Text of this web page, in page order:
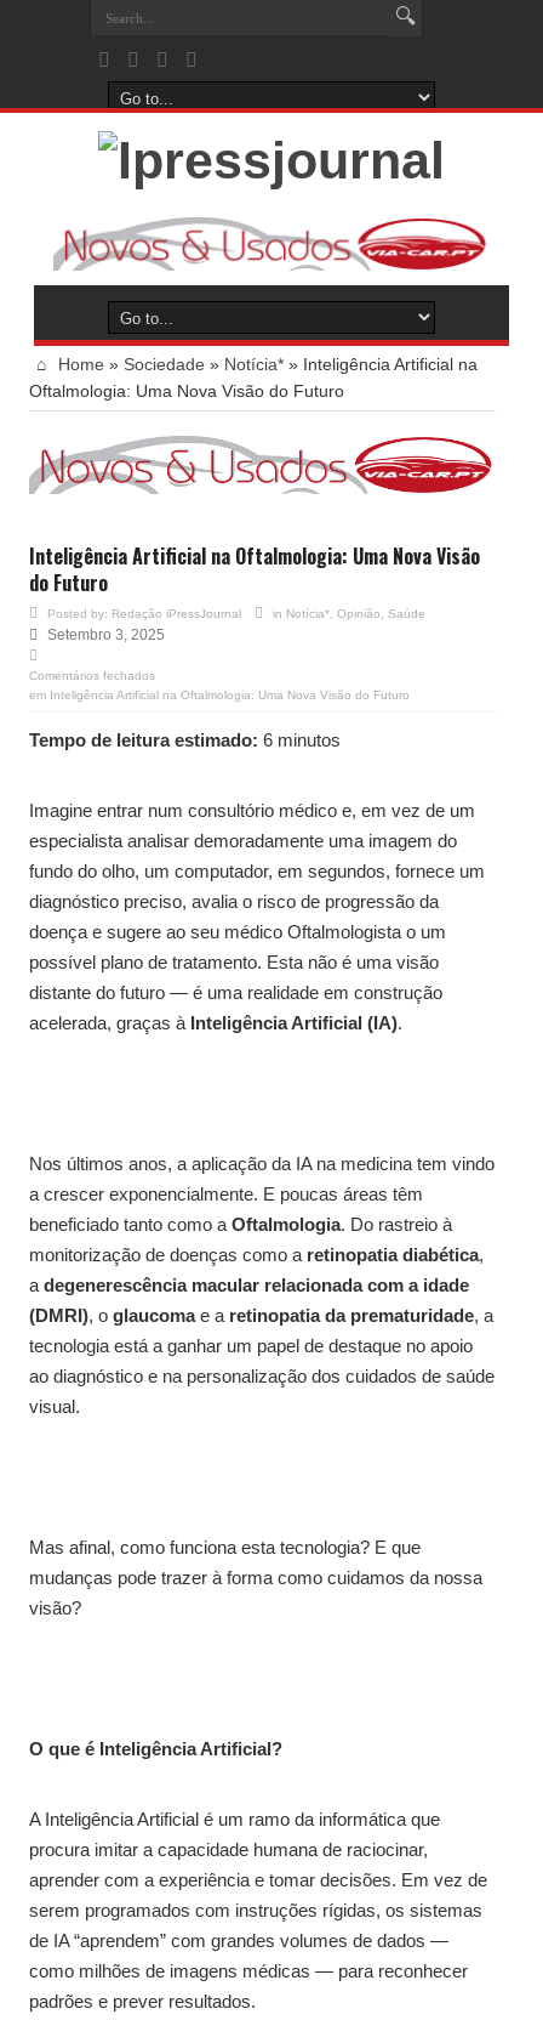
Home » Sociedade » Notícia* » Inteligência Artificial na
Oftalmologia: Uma Nova Visão do Futuro
Inteligência Artificial na Oftalmologia: Uma Nova Visão
do Futuro
Posted by: Redação iPressJournal in Notícia* Opinião Saúde
Setembro 3, 2025
Comentários fechados
em Inteligência Artificial na Oftalmologia: Uma Nova Visão do Futuro
Tempo de leitura estimado: 6 minutos
Imagine entrar num consultório médico e, em vez de um
especialista analisar demoradamente uma imagem do
fundo do olho, um computador, em segundos, fornece um
diagnóstico preciso, avalia o risco de progressão da
doença e sugere ao seu médico Oftalmologista o um
possível plano de tratamento. Esta não é uma visão
distante do futuro — é uma realidade em construção
acelerada, graças à Inteligência Artificial (IA).
Nos últimos anos, a aplicação da IA na medicina tem vindo
a crescer exponencialmente. E poucas áreas têm
beneficiado tanto como a Oftalmologia. Do rastreio à
monitorização de doenças como a retinopatia diabética,
a degenerescência macular relacionada com a idade
(DMRI), o glaucomae a retinopatia da prematuridade, a
tecnologia está a ganhar um papel de destaque no apoio
ao diagnóstico e na personalização dos cuidados de saúde
visual.
Mas afinal, como funciona esta tecnologia? E que
mudanças pode trazer à forma como cuidamos da nossa
visão?
O que é Inteligência Artificial?
A Inteligência Artificial é um ramo da informática que
procura imitar a capacidade humana de raciocinar,
aprender com a experiência e tomar decisões. Em vez de
serem programados com instruções rígidas, os sistemas
de IA “aprendem” com grandes volumes de dados —
como milhões de imagens médicas — para reconhecer
padrões e prever resultados.